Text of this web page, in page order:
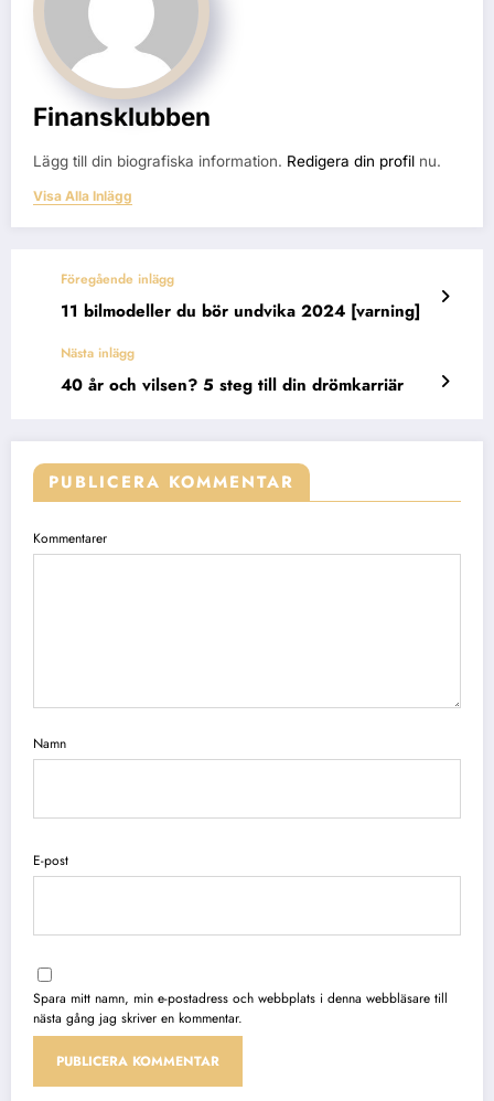
Finansklubben
Lägg till din biografiska information. Redigera din profil nu.
Visa Alla Inlägg
Föregående inlägg
11 bilmodeller du bör undvika 2024 [varning]
Nästa inlägg
40 år och vilsen? 5 steg till din drömkarriär
PUBLICERA KOMMENTAR
Kommentarer
Namn
E-post
Spara mitt namn, min e-postadress och webbplats i denna webbläsare till
nästa gång jag skriver en kommentar.